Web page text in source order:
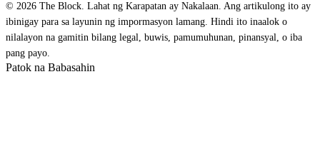
© 2026 The Block. Lahat ng Karapatan ay Nakalaan. Ang artikulong ito ay
ibinigay para sa layunin ng impormasyon lamang. Hindi ito inaalok o
nilalayon na gamitin bilang legal, buwis, pamumuhunan, pinansyal, o iba
pang payo.
Patok na Babasahin